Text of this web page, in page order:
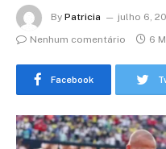
By Patricia julho 6,
Nenhum comentário
6
Facebook